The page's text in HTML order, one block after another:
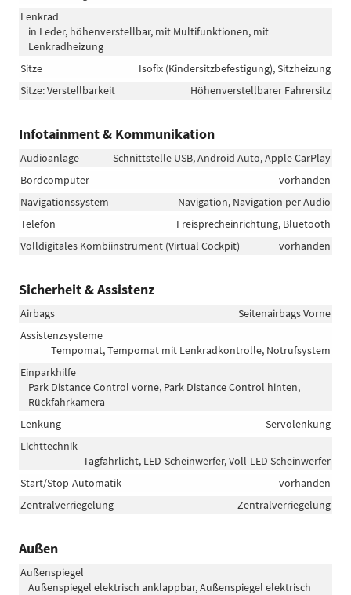
Lenkrad
in Leder, höhenverstellbar, mit Multifunktionen, mit
Lenkradheizung
Sitze
Isofix (Kindersitzbefestigung), Sitzheizung
Sitze: Verstellbarkeit
Höhenverstellbarer Fahrersitz
Infotainment & Kommunikation
Audioanlage
Schnittstelle USB, Android Auto, Apple CarPlay
Bordcomputer
vorhanden
Navigationssystem
Navigation, Navigation per Audio
Telefon
Freisprecheinrichtung, Bluetooth
Volldigitales Kombiinstrument (Virtual Cockpit)
vorhanden
Sicherheit & Assistenz
Airbags
Seitenairbags Vorne
Assistenzsysteme
Tempomat, Tempomat mit Lenkradkontrolle, Notrufsystem
Einparkhilfe
Park Distance Control vorne, Park Distance Control hinten,
Rückfahrkamera
Lenkung
Servolenkung
Lichttechnik
Tagfahrlicht, LED-Scheinwerfer, Voll-LED Scheinwerfer
Start/Stop-Automatik
vorhanden
Zentralverriegelung
Zentralverriegelung
Außen
Außenspiegel
Außenspiegel elektrisch anklappbar, Außenspiegel elektrisch